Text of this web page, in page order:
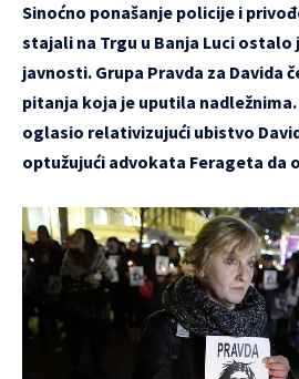
Sinoćno ponašanje policije i
stajali na Trgu u Banja Luci
javnosti. Grupa Pravda za Davida
pitanja koja je uputila
oglasio relativizujući ubistvo
optužujući advokata Ferageta da